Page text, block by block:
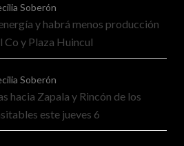
Soberón
y habrá menos producción
Co y Plaza Huincul
Soberón
hacia Zapala y Rincón de los
este jueves 6